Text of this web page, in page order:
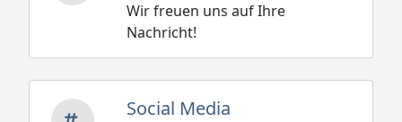
Wir freuen uns auf Ihre
Nachricht!
Social Media